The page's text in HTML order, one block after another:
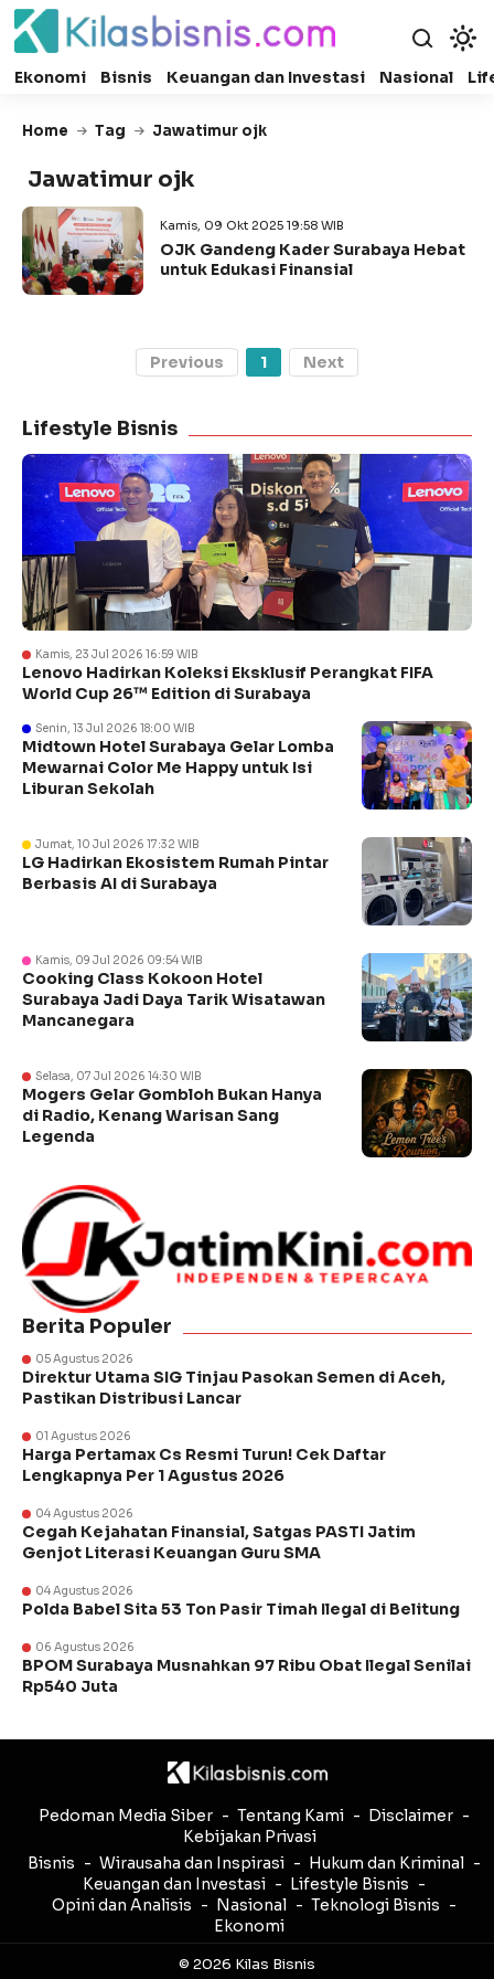
Ekonomi Bisnis Keuangan dan Investasi Nasional
Home Tag Jawatimur ojk
Jawatimur ojk
Kamis, 09 Okt 2025 19:58 WIB
OJK Gandeng Kader Surabaya Hebat
untuk Edukasi Finansial
Previous 1 Next
Lifestyle Bisnis
Kamis, 23 Jul 2026 16:59 WIB
Lenovo Hadirkan Koleksi Eksklusif Perangkat FIFA
World Cup 26™ Edition di Surabaya
Senin, 13 Jul 2026 18:00 WIB
Midtown Hotel Surabaya Gelar Lomba
Mewarnai Color Me Happy untuk Isi
Liburan Sekolah
Jumat, 10 Jul 2026 17:32 WIB
LG Hadirkan Ekosistem Rumah Pintar
Berbasis AI di Surabaya
Kamis, 09 Jul 2026 09:54 WIB
Cooking Class Kokoon Hotel
Surabaya Jadi Daya Tarik Wisatawan
Mancanegara
Selasa, 07 Jul 2026 14:30 WIB
Mogers Gelar Gombloh Bukan Hanya
di Radio, Kenang Warisan Sang
Legenda
Berita Populer
05 Agustus 2026
Direktur Utama SIG Tinjau Pasokan Semen di Aceh,
Pastikan Distribusi Lancar
01 Agustus 2026
Harga Pertamax Cs Resmi Turun! Cek Daftar
Lengkapnya Per 1 Agustus 2026
04 Agustus 2026
Cegah Kejahatan Finansial, Satgas PASTI Jatim
Genjot Literasi Keuangan Guru SMA
04 Agustus 2026
Polda Babel Sita 53 Ton Pasir Timah Ilegal di Belitung
06 Agustus 2026
BPOM Surabaya Musnahkan 97 Ribu Obat Ilegal Senilai
Rp540 Juta
Pedoman Media Siber Tentang Kami
Disclaimer
Kebijakan Privasi
Bisnis
Wirausaha dan Inspirasi
Hukum dan Kriminal
Keuangan dan Investasi
Lifestyle Bisnis
Opini dan Analisis
Nasional
Teknologi Bisnis
Ekonomi
© 2026 Kilas Bisnis